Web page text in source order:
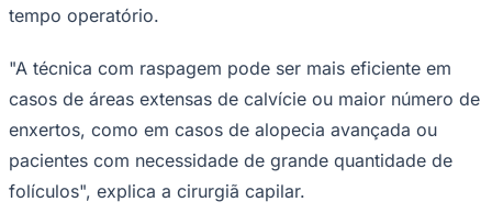
Palmeiras
tempo operatório.
"A técnica com raspagem pode ser mais eficiente em
casos de áreas extensas de calvície ou maior número de
enxertos, como em casos de alopecia avançada ou
pacientes com necessidade de grande quantidade de
folículos", explica a cirurgiã capilar.